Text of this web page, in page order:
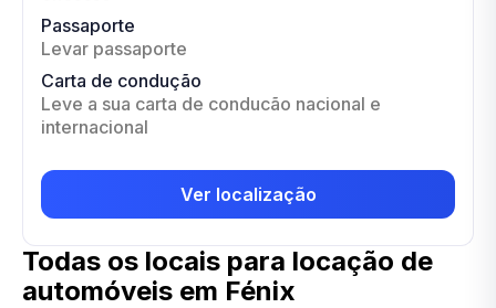
Passaporte
Levar passaporte
Carta de condução
Leve a sua carta de conducão nacional e
internacional
Ver localização
Todas os locais para locação de
automóveis em Fénix